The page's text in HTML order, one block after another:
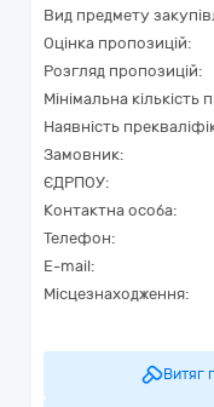
Вид предмету
Оцінка пропозицій:
Розгляд пропозицій:
Мінімальна кількість
Наявність
Замовник:
ЄДРПОУ:
Контактна особа:
Телефон:
E-mail:
Місцезнаходження:
Витяг